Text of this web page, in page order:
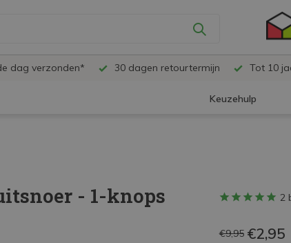
dag verzonden* 30 dagen retourtermijn Tot 10
Keuzehulp
- 1-knops
2
€9,95 €2,95